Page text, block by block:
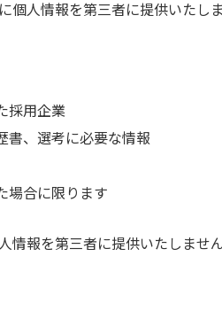
人情報を第三者に提供いたしま
採用企業
書、選考に必要な情報
場合に限ります
報を第三者に提供いたしません